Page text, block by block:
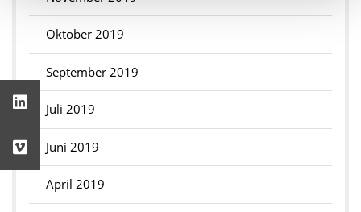
Oktober 2019
September 2019
Juli 2019
Juni 2019
April 2019